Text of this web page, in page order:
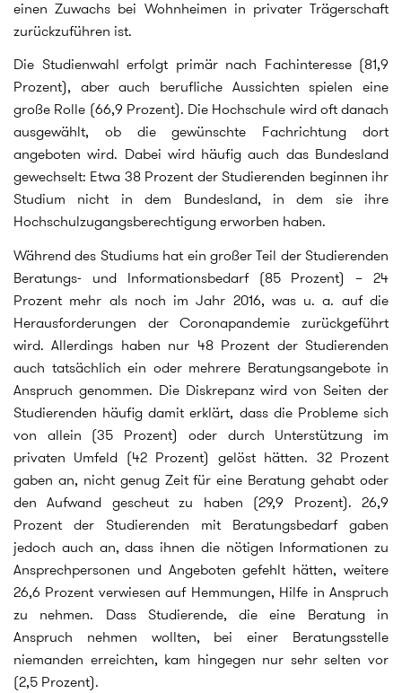
einen Zuwachs bei Wohnheimen in privater Trägerschaft
zurückzuführen ist.
Die Studienwahl erfolgt primär nach Fachinteresse (81,9
Prozent), aber auch berufliche Aussichten spielen eine
große Rolle (66,9 Prozent). Die Hochschule wird oft danach
ausgewählt, ob die gewünschte Fachrichtung dort
angeboten wird. Dabei wird häufig auch das Bundesland
gewechselt: Etwa 38 Prozent der Studierenden beginnen ihr
Studium nicht in dem Bundesland, in dem sie ihre
Hochschulzugangsberechtigung erworben haben.
Während des Studiums hat ein großer Teil der Studierenden
Beratungs- und Informationsbedarf (85 Prozent) – 24
Prozent mehr als noch im Jahr 2016, was u. a. auf die
Herausforderungen der Coronapandemie zurückgeführt
wird. Allerdings haben nur 48 Prozent der Studierenden
auch tatsächlich ein oder mehrere Beratungsangebote in
Anspruch genommen. Die Diskrepanz wird von Seiten der
Studierenden häufig damit erklärt, dass die Probleme sich
von allein (35 Prozent) oder durch Unterstützung im
privaten Umfeld (42 Prozent) gelöst hätten. 32 Prozent
gaben an, nicht genug Zeit für eine Beratung gehabt oder
den Aufwand gescheut zu haben (29,9 Prozent). 26,9
Prozent der Studierenden mit Beratungsbedarf gaben
jedoch auch an, dass ihnen die nötigen Informationen zu
Ansprechpersonen und Angeboten gefehlt hätten, weitere
26,6 Prozent verwiesen auf Hemmungen, Hilfe in Anspruch
zu nehmen. Dass Studierende, die eine Beratung in
Anspruch nehmen wollten, bei einer Beratungsstelle
niemanden erreichten, kam hingegen nur sehr selten vor
(2,5 Prozent).